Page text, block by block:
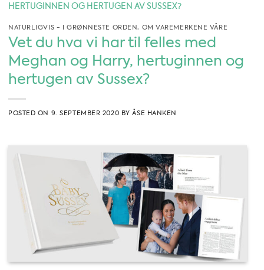
HERTUGINNEN OG HERTUGEN AV SUSSEX?
NATURLIGVIS - I GRØNNESTE ORDEN, OM VAREMERKENE VÅRE
Vet du hva vi har til felles med
Meghan og Harry, hertuginnen og
hertugen av Sussex?
POSTED ON 9. SEPTEMBER 2020 BYÅSE HANKEN